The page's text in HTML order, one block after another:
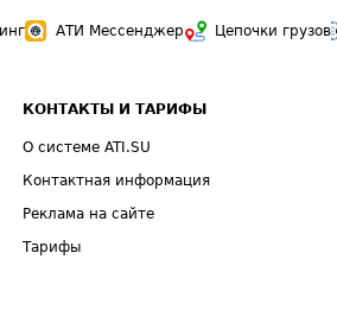
АТИ Мессенджер Цепочки грузов
КОНТАКТЫ И ТАРИФЫ
О системе ATI.SU
Контактная информация
Реклама на сайте
Тарифы